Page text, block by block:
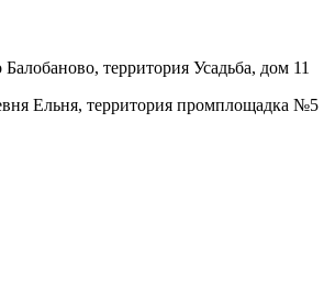
территория Усадьба, дом 11
Ельня, территория промплощадка №5